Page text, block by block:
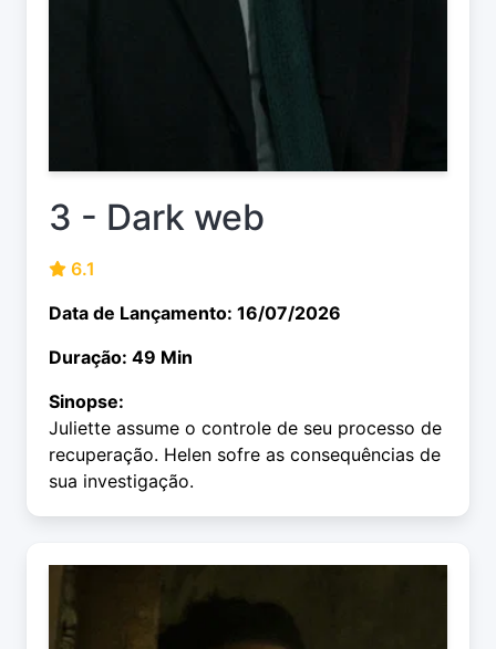
3 - Dark web
6.1
Data de Lançamento: 16/07/2026
Duração: 49 Min
Sinopse:
Juliette assume o controle de seu processo de
recuperação. Helen sofre as consequências de
sua investigação.